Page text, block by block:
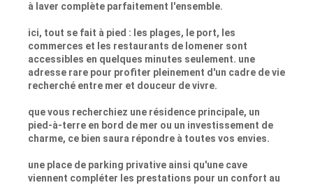
à laver complète parfaitement l'ensemble.
ici, tout se fait à pied : les plages, le port, les
commerces et les restaurants de lomener sont
accessibles en quelques minutes seulement. une
adresse rare pour profiter pleinement d'un cadre de vie
recherché entre mer et douceur de vivre.
que vous recherchiez une résidence principale, un
pied-à-terre en bord de mer ou un investissement de
charme, ce bien saura répondre à toutes vos envies.
une place de parking privative ainsi qu'une cave
viennent compléter les prestations pour un confort au